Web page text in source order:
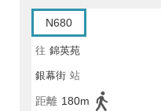
N680
往 錦英苑
銀幕街 站
距離 180m